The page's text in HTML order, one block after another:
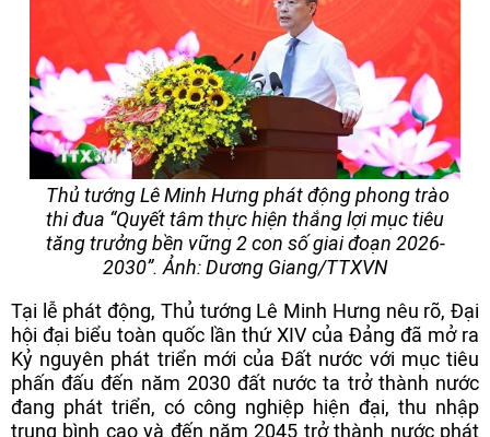
Thủ tướng Lê Minh Hưng phát động phong trào
thi đua “Quyết tâm thực hiện thắng lợi mục tiêu
tăng trưởng bền vững 2 con số giai đoạn 2026-
2030”. Ảnh: Dương Giang/TTXVN
Tại lễ phát động, Thủ tướng Lê Minh Hưng nêu rõ, Đại
hội đại biểu toàn quốc lần thứ XIV của Đảng đã mở ra
Kỷ nguyên phát triển mới của Đất nước với mục tiêu
phấn đấu đến năm 2030 đất nước ta trở thành nước
đang phát triển, có công nghiệp hiện đại, thu nhập
trung bình cao và đến năm 2045 trở thành nước phát